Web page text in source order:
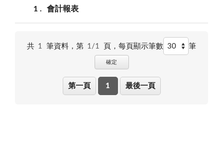
1 會計報表
共 1 筆資料，第 1/1 頁， 每頁顯示筆數 筆
確定
第一頁 1 最後一頁